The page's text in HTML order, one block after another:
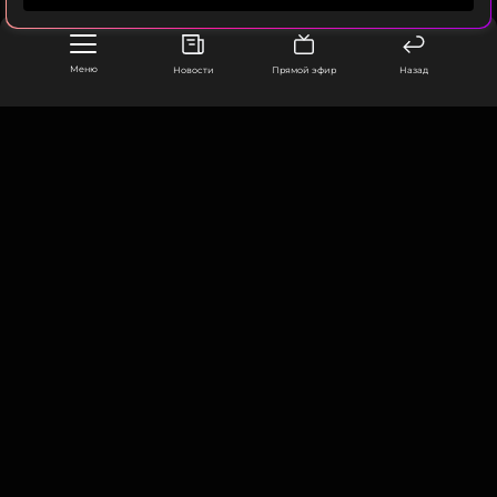
Меню Новости Прямой эфир Назад
Фото: freepik.com
оставаться в курсе событий